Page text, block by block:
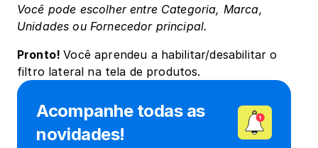
Você pode escolher entre Categoria, Marca,
Unidades ou Fornecedor principal.
Pronto! ﻿Você aprendeu a habilitar/desabilitar o
filtro lateral na tela de produtos.
Acompanhe todas as
novidades!